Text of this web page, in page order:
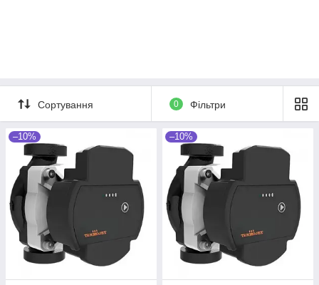
Сортування 0 Фільтри
–10% –10%